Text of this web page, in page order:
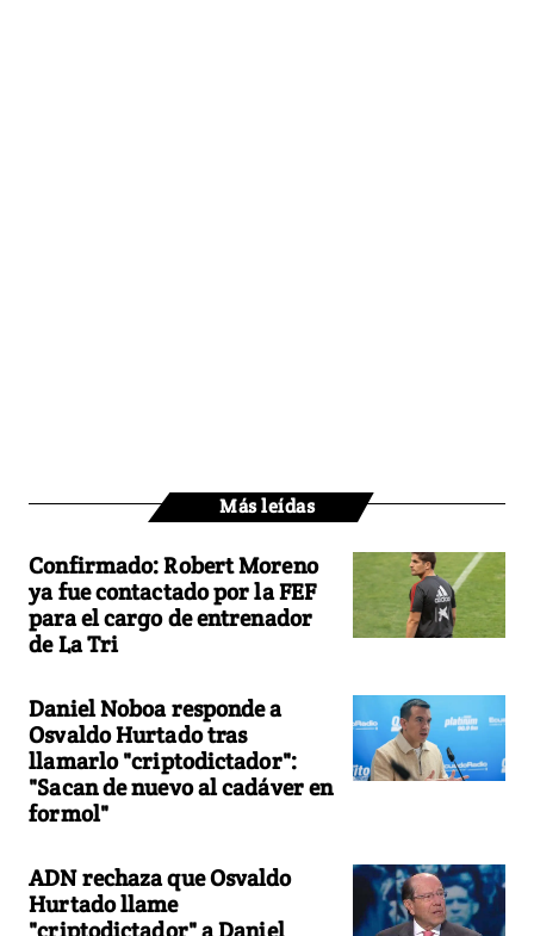
Más leídas
Confirmado: Robert Moreno
ya fue contactado por la FEF
para el cargo de entrenador
de La Tri
Daniel Noboa responde a
Osvaldo Hurtado tras
llamarlo "criptodictador":
"Sacan de nuevo al cadáver en
formol"
ADN rechaza que Osvaldo
Hurtado llame
"criptodictador" a Daniel